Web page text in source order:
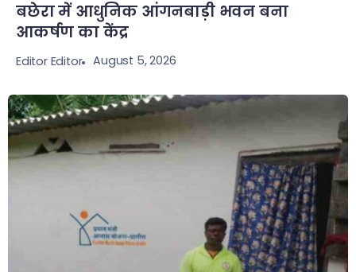
बछेरा में आधुनिक आंगनबाड़ी भवन बना
आकर्षण का केंद्र
Editor Editor August 5, 2026